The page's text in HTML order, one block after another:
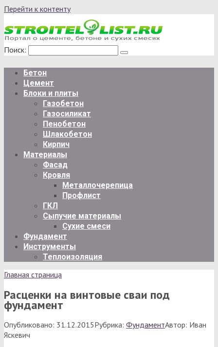
Перейти к контенту
Поиск:
Бетон
Цемент
Блоки и плиты
Газобетон
Газосиликат
Пенобетон
Шлакобетон
Кирпич
Материалы
Фасад
Кровля
Металлочерепица
Профлист
ГКЛ
Сыпучие материалы
Сухие смеси
Фундамент
Инструменты
Теплоизоляция
Главная страница
Расценки на винтовые сваи под
фундамент
Опубликовано: 31.12.2015Рубрика: ФундаментАвтор: Иван
Яскевич